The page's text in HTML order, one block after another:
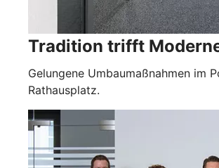
Tradition trifft
Gelungene Umbaumaßnahmen im
Rathausplatz.